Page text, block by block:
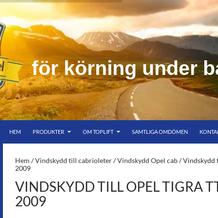
ning under b
bar himmel
HEM
PRODUKTER OM TOPLIFT SAMTLIGA OMDÖMEN
Hem /Vindskydd till cabrioleter/Vindskydd Opel cab/ Vindskydd
2009
VINDSKYDD TILL OPEL TIGRA
2009